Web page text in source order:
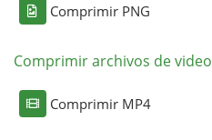
Comprimir PNG
Comprimir archivos de video
Comprimir MP4